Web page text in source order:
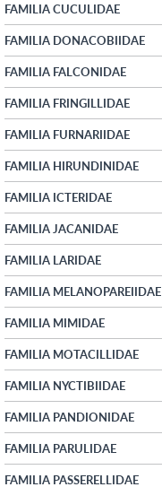
FAMILIA CUCULIDAE
FAMILIA DONACOBIIDAE
FAMILIA FALCONIDAE
FAMILIA FRINGILLIDAE
FAMILIA FURNARIIDAE
FAMILIA HIRUNDINIDAE
FAMILIA ICTERIDAE
FAMILIA JACANIDAE
FAMILIA LARIDAE
FAMILIA MELANOPAREIIDAE
FAMILIA MIMIDAE
FAMILIA MOTACILLIDAE
FAMILIA NYCTIBIIDAE
FAMILIA PANDIONIDAE
FAMILIA PARULIDAE
FAMILIA PASSERELLIDAE